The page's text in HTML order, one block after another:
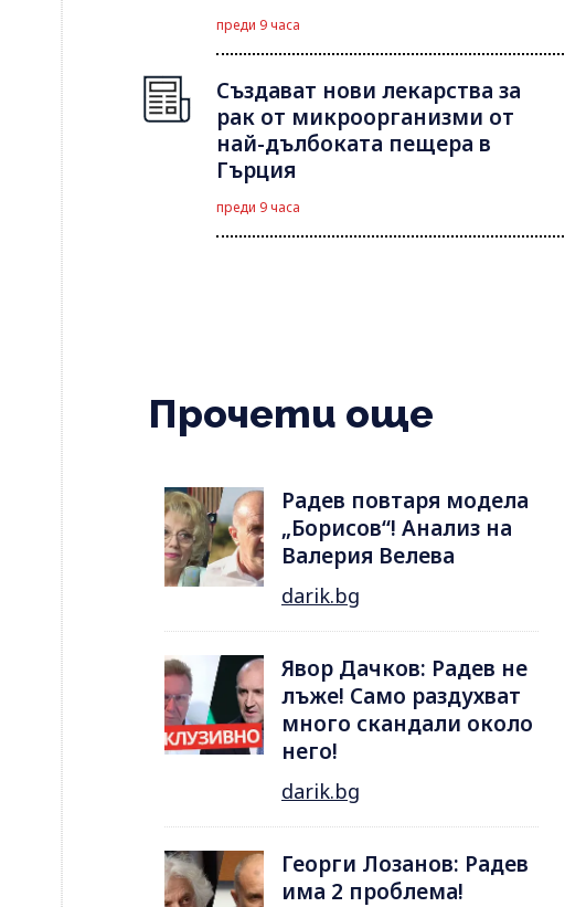
преди 9 часа
Създават нови лекарства за
рак от микроорганизми от
най-дълбоката пещера в
Гърция
преди 9 часа
Прочети още
Радев повтаря модела
„Борисов“! Анализ на
Валерия Велева
darik.bg
Явор Дачков: Радев не
лъже! Само раздухват
много скандали около
него!
darik.bg
Георги Лозанов: Радев
има 2 проблема!